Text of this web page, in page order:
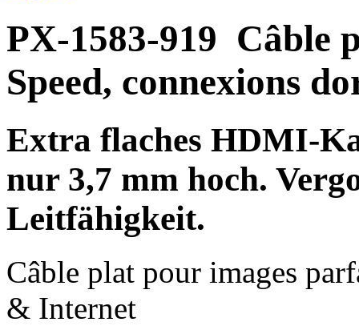
PX-1583-919 Câble
Speed, connexions
Extra flaches HDMI-
nur 3,7 mm hoch.
Leitfähigkeit.
Câble plat pour images
& Internet